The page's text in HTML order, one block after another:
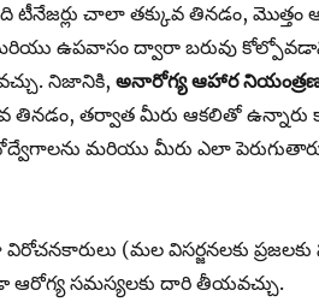
చాలా తక్కువ తినడం,
ఉపవాసం ద్వారా బరువు కోల్పోవడానికి
నిజానికి,అనారోగ్య ఆహార
తినడం, తర్వాత మీరు ఆకలితో
మరియు మీరు ఎలా
(మల విసర్జనలకు
ఆరోగ్య సమస్యలకు దారి తీయవచ్చు.